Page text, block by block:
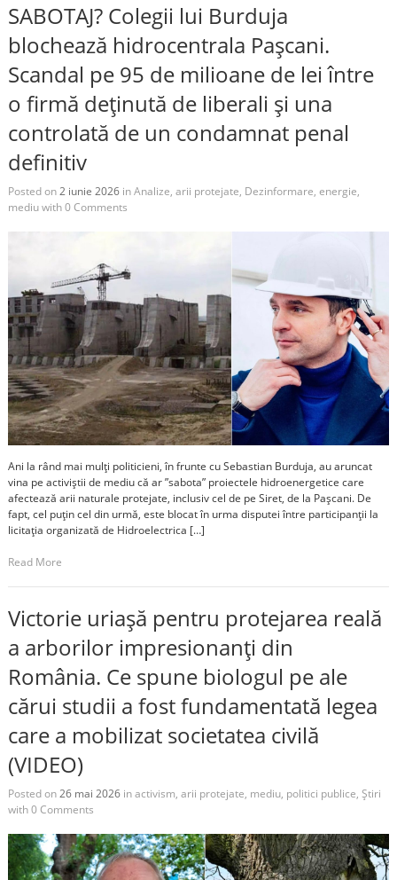
SABOTAJ? Colegii lui Burduja
blochează hidrocentrala Pașcani.
Scandal pe 95 de milioane de lei între
o firmă deținută de liberali și una
controlată de un condamnat penal
definitiv
Posted on2 iunie 2026inAnalize, arii protejate, Dezinformare, energie,
mediuwith0 Comments
Ani la rând mai mulți politicieni, în frunte cu Sebastian Burduja, au aruncat
vina pe activiștii de mediu că ar ”sabota” proiectele hidroenergetice care
afectează arii naturale protejate, inclusiv cel de pe Siret, de la Pașcani. De
fapt, cel puțin cel din urmă, este blocat în urma disputei între participanții la
licitația organizată de Hidroelectrica […]
Read More
Victorie uriașă pentru protejarea reală
a arborilor impresionanți din
România. Ce spune biologul pe ale
cărui studii a fost fundamentată legea
care a mobilizat societatea civilă
(VIDEO)
Posted on26 mai 2026inactivism, arii protejate, mediu, politici publice, Știri
with0 Comments